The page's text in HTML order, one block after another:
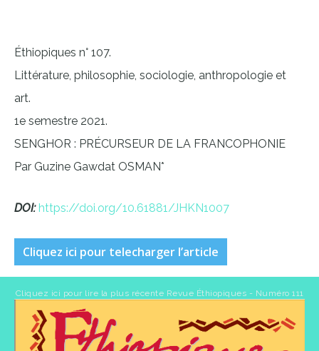
Éthiopiques n° 107.
Littérature, philosophie, sociologie, anthropologie et
art.
1e semestre 2021.
SENGHOR : PRÉCURSEUR DE LA FRANCOPHONIE
Par Guzine Gawdat OSMAN*
DOI: https://doi.org/10.61881/JHKN1007
Cliquez ici pour telecharger l’article
Cliquez ici pour lire la plus récente Revue Éthiopiques - Numéro 111